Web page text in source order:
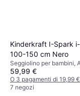
Kinderkraft I-Spark
100-150 cm Nero
Seggiolino per bambini,
i-Size, Poggiatesta
Rivestimento lavabile,
per seggiolino neonato
59,99 €
O 3 pagamenti di 19,99 €
7 negozi